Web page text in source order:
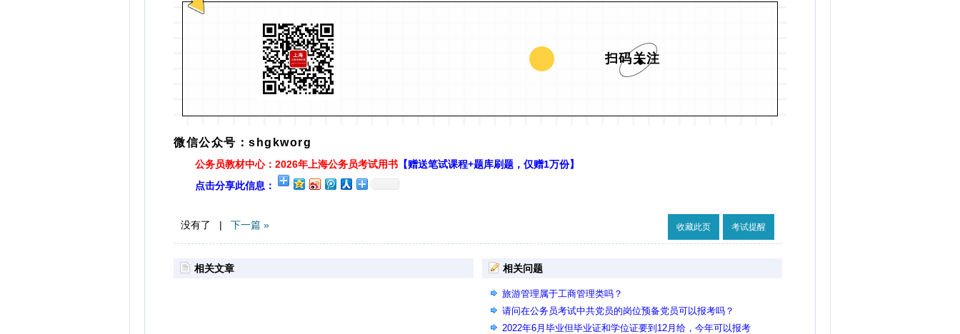
扫码关注
微信公众号：shgkworg
公务员教材中心：2026年上海公务员考试用书 【赠送笔试课程+题库刷题，仅赠1万份】
点击分享此信息：
没有了 | 下一篇 » 收藏此页 考试提醒
相关文章 相关问题
旅游管理属于工商管理类吗？
请问在公务员考试中共党员的岗位预备党员可以报考吗？
2022年6月毕业但毕业证和学位证要到12月给，今年可以报考